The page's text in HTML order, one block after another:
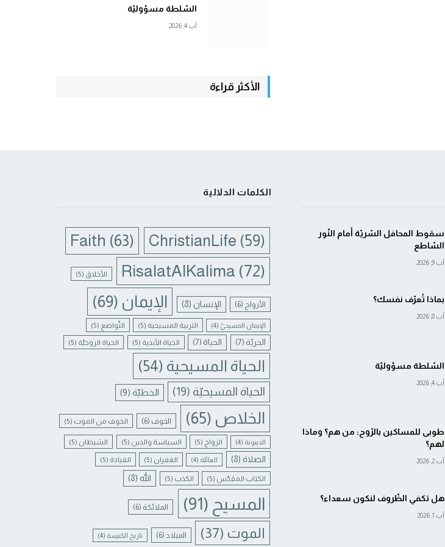
السّلطة مسؤوليّة
آب 4, 2026
الأكثر قراءة
سقوط المحافل السّريّة أمام النّور
السّاطع
آب 9, 2026
بماذا تُعرّف نفسك؟
آب 8, 2026
السّلطة مسؤوليّة
آب 4, 2026
طوبى للمساكين بالرّوح: من هم؟ وماذا
لهم؟
آب 2, 2026
هل تكفي الظّروف لنكون سعداء؟
آب 1, 2026
الكلمات الدلالية
ChristianLife (59)
Faith (63)
RisalatAlKalima (72) الأخلاق (5)
الأرواح (6) الإنسان(8) الإيمان (69)
الإيمان المسيحيّ (4) التربية المسيحية (5) التّواضع (5)
الحريّة (7) الحياة (7) الحياة الأبدية (5) الحياة الروحيّة (5)
الحياة المسيحية (54)
الحياة المسيحيّة (19) الخطيّة(9)
الخلاص (65) الخوف (6) الخوف من الموت (5)
الدينونة (4) الزواج (5) السياسة والدين (5) الشيطان (5)
الصلاة (8) العائلة (4) الغفران (5) القيادة (5)
الكتاب المقدّس (5) الكذب (5) الله(8)
المسيح (91) الملائكة (6)
الموت (37) الميلاد (6) تاريخ الكنيسة (4)